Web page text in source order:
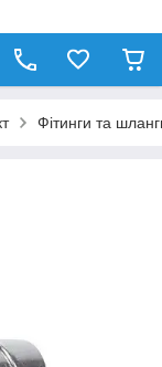
Фітинги та